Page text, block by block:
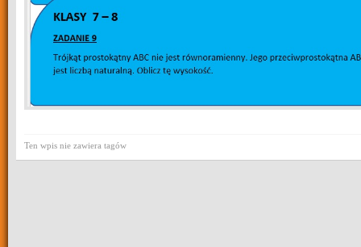
Ten wpis nie zawiera tagów